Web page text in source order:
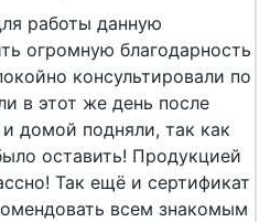
работы данную
огромную благодарность
консультировали по
в этот же день после
домой подняли, так как
оставить! Продукцией
Так ещё и сертификат
всем знакомым